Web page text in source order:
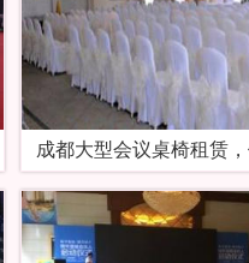
成都大型会议桌椅租赁，